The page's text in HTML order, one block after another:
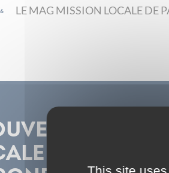
LE MAG MISSION LOCALE DE
la
de votre
This site